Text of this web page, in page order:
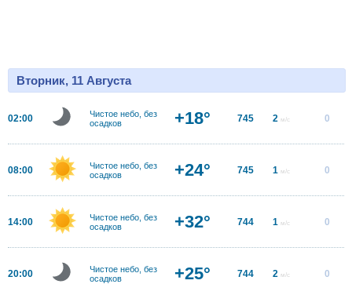
Вторник, 11 Августа
02:00
Чистое небо, без
осадков
+18° 745 2 м/с 0
08:00
Чистое небо, без
осадков
+24° 745 1 м/с 0
14:00
Чистое небо, без
осадков
+32° 744 1 м/с 0
20:00
Чистое небо, без
осадков
+25° 744 2 м/с 0